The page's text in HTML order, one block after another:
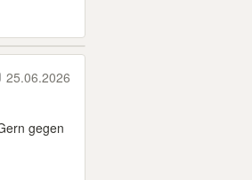
25.06.2026
gegen